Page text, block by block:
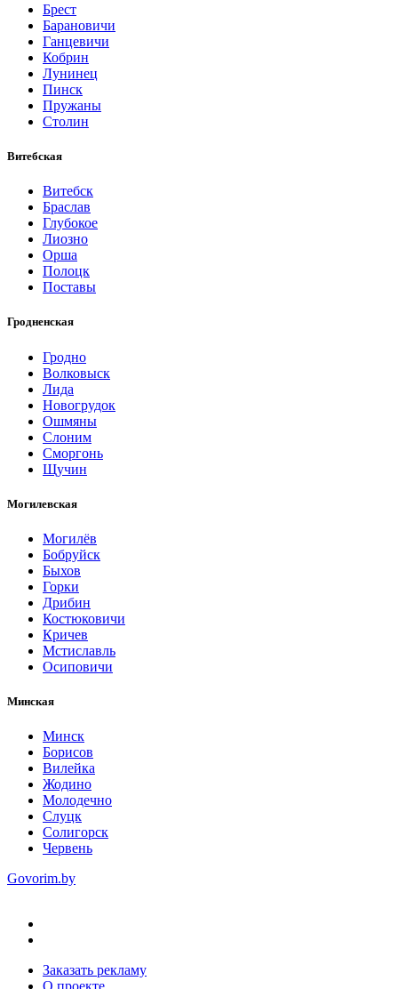
Брест
Барановичи
Ганцевичи
Кобрин
Лунинец
Пинск
Пружаны
Столин
Витебская
Витебск
Браслав
Глубокое
Лиозно
Орша
Полоцк
Поставы
Гродненская
Гродно
Волковыск
Лида
Новогрудок
Ошмяны
Слоним
Сморгонь
Щучин
Могилевская
Могилёв
Бобруйск
Быхов
Горки
Дрибин
Костюковичи
Кричев
Мстиславль
Осиповичи
Минская
Минск
Борисов
Вилейка
Жодино
Молодечно
Слуцк
Солигорск
Червень
Govorim.by
Заказать рекламу